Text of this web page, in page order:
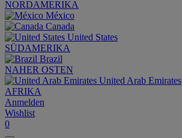
NORDAMERIKA
México
Canada
United States
SÜDAMERIKA
Brazil
NAHER OSTEN
United Arab Emirates
AFRIKA
Anmelden
Wishlist
0